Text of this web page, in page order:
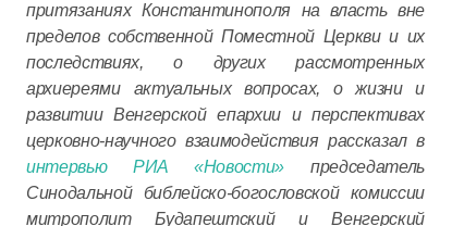
притязаниях Константинополя на власть вне
пределов собственной Поместной Церкви и их
последствиях, о других рассмотренных
архиереями актуальных вопросах, о жизни и
развитии Венгерской епархии и перспективах
церковно-научного взаимодействия рассказал в
интервью РИА «Новости» председатель
Синодальной библейско-богословской комиссии
митрополит Будапештский и Венгерский